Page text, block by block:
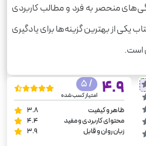
منحصر به فرد و مطالب کاربردی
یکی از بهترین گزینه‌ها برای یادگیری
است.
4.9
/ 5
امتیاز کسب شده
ظاهر و کیفیت
3.8
محتوای کاربردی و مفید
4.4
زبان روان و قابل
3.9